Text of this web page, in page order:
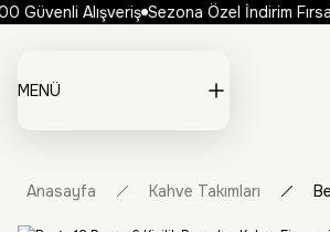
Güvenli Alışveriş Sezona Özel İndirim
MENÜ
Anasayfa Kahve Takımları